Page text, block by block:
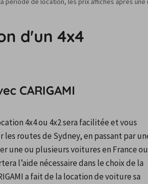
d'un 4x4
CARIGAMI
4x4 ou 4x2 sera facilitée et vous
routes de Sydney, en passant par
une ou plusieurs voitures en France ou
l’aide nécessaire dans le choix de la
a fait de la location de voiture sa